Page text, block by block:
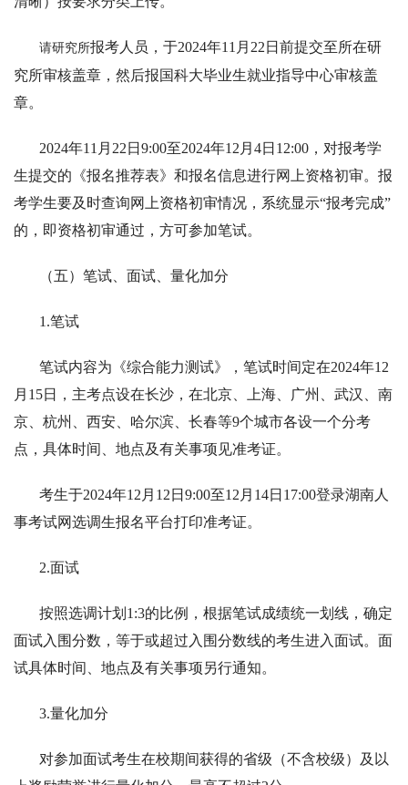
请研究所报考人员，于2024年11月22日前提交至所在研
究所审核盖章，然后报国科大毕业生就业指导中心审核盖
章。
2024年11月22日9:00至2024年12月4日12:00，对报考学
生提交的《报名推荐表》和报名信息进行网上资格初审。报
考学生要及时查询网上资格初审情况，系统显示“报考完成”
的，即资格初审通过，方可参加笔试。
（五）笔试、面试、量化加分
1.笔试
笔试内容为《综合能力测试》，笔试时间定在2024年12
月15日，主考点设在长沙，在北京、上海、广州、武汉、南
京、杭州、西安、哈尔滨、长春等9个城市各设一个分考
点，具体时间、地点及有关事项见准考证。
考生于2024年12月12日9:00至12月14日17:00登录湖南人
事考试网选调生报名平台打印准考证。
2.面试
按照选调计划1:3的比例，根据笔试成绩统一划线，确定
面试入围分数，等于或超过入围分数线的考生进入面试。面
试具体时间、地点及有关事项另行通知。
3.量化加分
对参加面试考生在校期间获得的省级（不含校级）及以